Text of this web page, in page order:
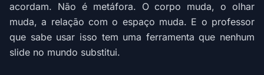
acordam. Não é metáfora. O corpo muda, o olhar
muda, a relação com o espaço muda. E o professor
que sabe usar isso tem uma ferramenta que nenhum
slide no mundo substitui.